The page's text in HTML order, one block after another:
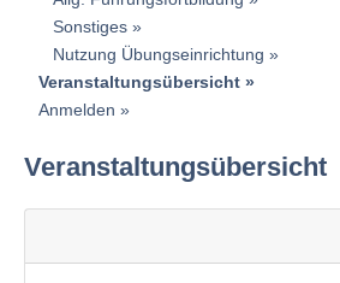
Sonstiges
Nutzung Übungseinrichtung
Veranstaltungsübersicht
Anmelden
Veranstaltungsübersicht